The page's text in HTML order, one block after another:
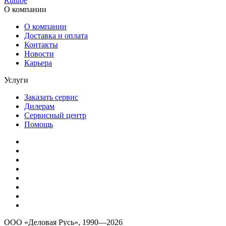
О компании
О компании
Доставка и оплата
Контакты
Новости
Карьера
Услуги
Заказать сервис
Дилерам
Сервисный центр
Помощь
ООО «Деловая Русь», 1990—2026